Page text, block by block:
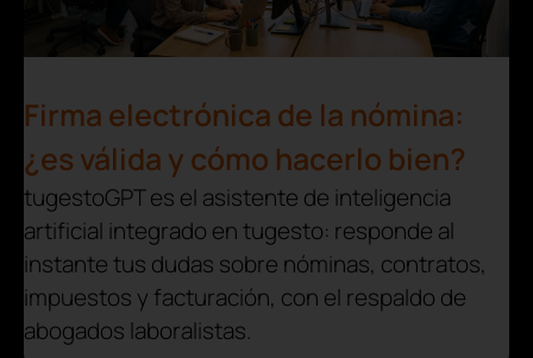
Firma electrónica de la nómina:
¿es válida y cómo hacerlo bien?
tugestoGPT es el asistente de inteligencia
artificial integrado en tugesto: responde al
instante tus dudas sobre nóminas, contratos,
impuestos y facturación, con el respaldo de
abogados laboralistas.